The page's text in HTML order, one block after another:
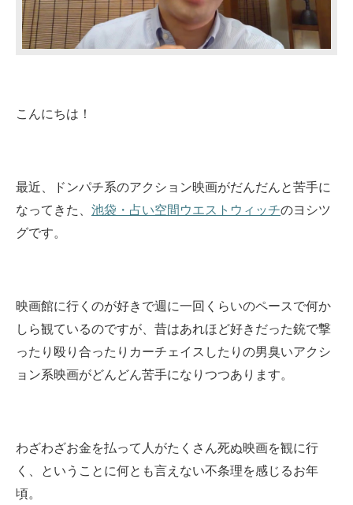
こんにちは！
最近、ドンパチ系のアクション映画がだんだんと苦手に
なってきた、 池袋・占い空間ウエストウィッチのヨシツ
グです。
映画館に行くのが好きで週に一回くらいのペースで何か
しら観ているのですが、昔はあれほど好きだった銃で撃
ったり殴り合ったりカーチェイスしたりの男臭いアクシ
ョン系映画がどんどん苦手になりつつあります。
わざわざお金を払って人がたくさん死ぬ映画を観に行
く、ということに何とも言えない不条理を感じるお年
頃。